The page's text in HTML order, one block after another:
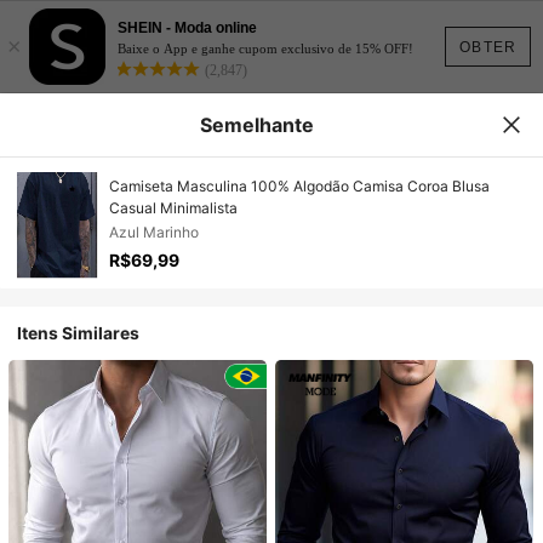
OBTER
×
SHEIN - Moda online
Baixe o App e ganhe cupom exclusivo de 15% OFF!
(2,847)
Semelhante
Camiseta Masculina 100% Algodão Camisa Coroa Blusa
Casual Minimalista
Azul Marinho
R$69,99
Itens Similares